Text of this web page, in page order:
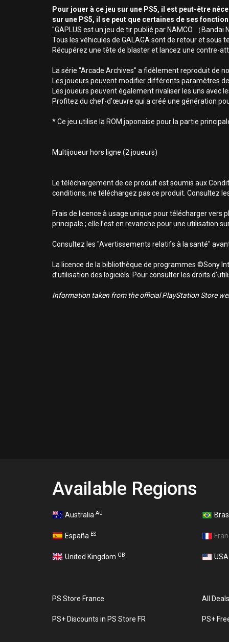
Pour jouer à ce jeu sur une PS5, il est peut-être
sur une PS5, il se peut que certaines de ses
"GAPLUS est un jeu de tir publié par NAMCO （Bandai
Tous les véhicules de GALAGA sont de retour et sous
Récupérez une tête de blaster et lancez une contre-
La série "Arcade Archives" a fidèlement reproduit de
Les joueurs peuvent modifier différents paramètres
Les joueurs peuvent également rivaliser les uns avec
Profitez du chef-d’œuvre qui a créé une génération
* Ce jeu utilise la ROM japonaise pour la partie
Multijoueur hors ligne (2 joueurs)
Le téléchargement de ce produit est soumis aux
conditions, ne téléchargez pas ce produit. Consultez
Frais de licence à usage unique pour télécharger vers
principale ; elle l’est en revanche pour une utilisation
Consultez les "Avertissements relatifs à la santé"
La licence de la bibliothèque de programmes ©Sony
d’utilisation des logiciels. Pour consulter les droits
Information taken from the official PlayStation Store
Available Regions
Australia AU
España ES
United Kingdom GB USA
PS Store France All
PS+ Discounts in PS Store FR PS+